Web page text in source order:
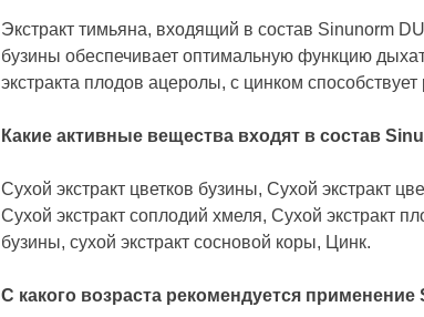
Экстракт тимьяна, входящий в состав Sinunorm
бузины обеспечивает оптимальную функцию
экстракта плодов ацеролы, с цинком
Какие активные вещества входят в состав
Сухой экстракт цветков бузины, Сухой экстракт
Сухой экстракт соплодий хмеля, Сухой экстракт
бузины, сухой экстракт сосновой коры, Цинк.
С какого возраста рекомендуется применение